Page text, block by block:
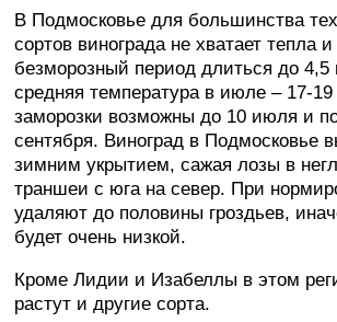
В Подмосковье для большинства
сортов винограда не хватает тепла
безморозный период длиться до 4,5
средняя температура в июле – 17-19
заморозки возможны до 10 июля и
сентября. Виноград в Подмосковье
зимним укрытием, сажая лозы в
траншеи с юга на север. При
удаляют до половины гроздьев,
будет очень низкой.
Кроме Лидии и Изабеллы в этом
растут и другие сорта.